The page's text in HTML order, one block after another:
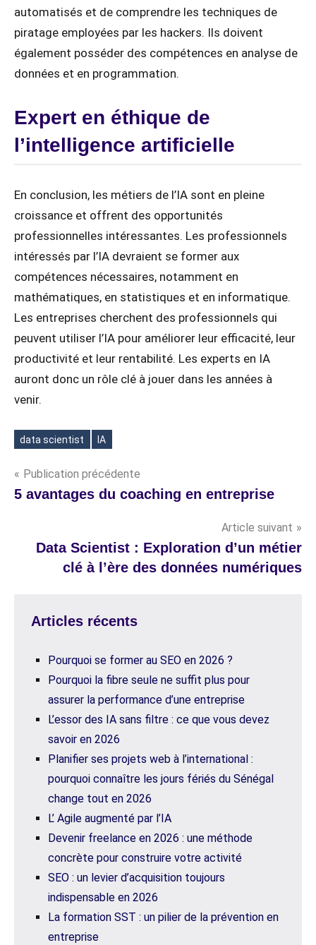
automatisés et de comprendre les techniques de
piratage employées par les hackers. Ils doivent
également posséder des compétences en analyse de
données et en programmation.
Expert en éthique de
l’intelligence artificielle
En conclusion, les métiers de l’IA sont en pleine
croissance et offrent des opportunités
professionnelles intéressantes. Les professionnels
intéressés par l’IA devraient se former aux
compétences nécessaires, notamment en
mathématiques, en statistiques et en informatique.
Les entreprises cherchent des professionnels qui
peuvent utiliser l’IA pour améliorer leur efficacité, leur
productivité et leur rentabilité. Les experts en IA
auront donc un rôle clé à jouer dans les années à
venir.
Étiquettes
data scientist IA
Navigation
de
Publication précédente
5 avantages du coaching en entreprise
Article suivant
Data Scientist : Exploration d’un métier
clé à l’ère des données numériques
Articles récents
Pourquoi se former au SEO en 2026 ?
Pourquoi la fibre seule ne suffit plus pour
assurer la performance d’une entreprise
L’essor des IA sans filtre : ce que vous devez
savoir en 2026
Planifier ses projets web à l’international :
pourquoi connaître les jours fériés du Sénégal
change tout en 2026
L’ Agile augmenté par l’IA
Devenir freelance en 2026 : une méthode
concrète pour construire votre activité
SEO : un levier d’acquisition toujours
indispensable en 2026
La formation SST : un pilier de la prévention en
entreprise